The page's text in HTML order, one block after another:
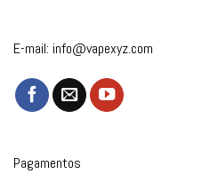
E-mail: info@vapexyz.com
Pagamentos